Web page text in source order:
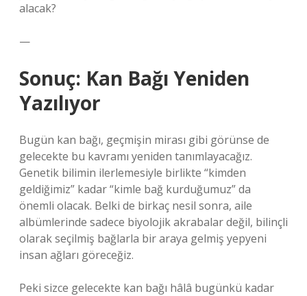
alacak?
—
Sonuç: Kan Bağı Yeniden
Yazılıyor
Bugün kan bağı, geçmişin mirası gibi görünse de
gelecekte bu kavramı yeniden tanımlayacağız.
Genetik bilimin ilerlemesiyle birlikte “kimden
geldiğimiz” kadar “kimle bağ kurduğumuz” da
önemli olacak. Belki de birkaç nesil sonra, aile
albümlerinde sadece biyolojik akrabalar değil, bilinçli
olarak seçilmiş bağlarla bir araya gelmiş yepyeni
insan ağları göreceğiz.
Peki sizce gelecekte kan bağı hâlâ bugünkü kadar